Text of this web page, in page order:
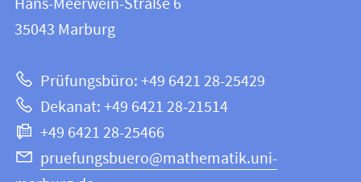
Informationen
Website
12
|
und
Informatik
35043 Marburg
Prüfungsbüro: +49 6421 28-25429
Dekanat: +49 6421 28-21514
+49 6421 28-25466
pruefungsbuero@mathematik.uni-